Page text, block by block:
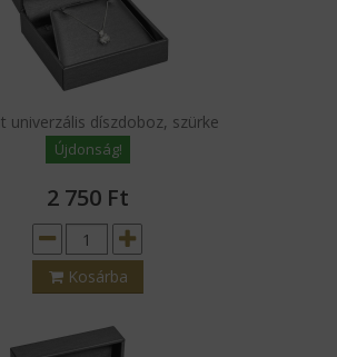
univerzális díszdoboz, szürke
Újdonság!
2 750 Ft
Kosárba